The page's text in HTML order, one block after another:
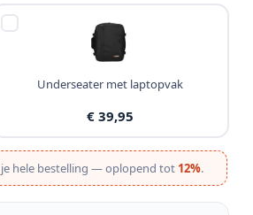
Underseater met laptopvak
€ 39,95
hele bestelling — oplopend tot 12%.